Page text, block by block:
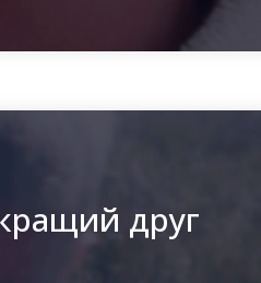
друг